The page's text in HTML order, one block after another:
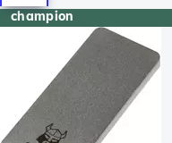
champion